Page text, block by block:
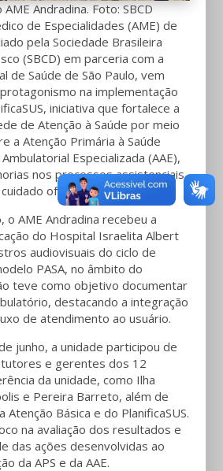
AME Andradina. Foto: SBCD
de Especialidades (AME) de
pela Sociedade Brasileira
(SBCD) em parceria com a
de Saúde de São Paulo, vem
na implementação
iniciativa que fortalece a
de Atenção à Saúde por meio
a Atenção Primária à Saúde
Especializada (AAE),
nos processos assistenciais
oferecido aos usuários.
o AME Andradina recebeu a
do Hospital Israelita Albert
audiovisuais do ciclo de
PASA, no âmbito do
teve como objetivo documentar
destacando a integração
de atendimento ao usuário.
junho, a unidade participou de
e gerentes dos 12
da unidade, como Ilha
e Pereira Barreto, além de
Básica e do PlanificaSUS.
na avaliação dos resultados e
das ações desenvolvidas ao
da APS e da AAE.